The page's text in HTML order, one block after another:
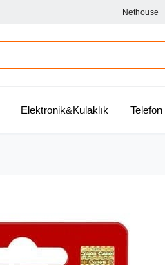
Nethouse
Elektronik&Kulaklık